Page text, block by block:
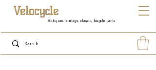
Antiques, vintage, classic, bicycle parts
Velocycle